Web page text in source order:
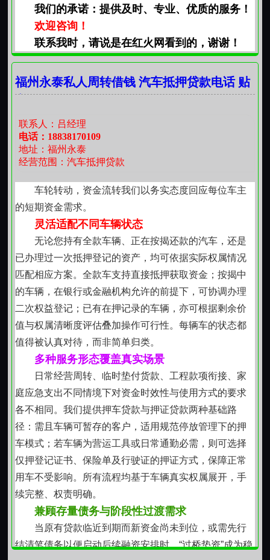
我们的承诺：提供及时、专业、优质的服务！
欢迎咨询！
联系我时，请说是在红火网看到的，谢谢！
福州永泰私人周转借钱 汽车抵押贷款电话 贴
联系人：吕经理
电话：18838170109
地址：福州永泰
经营范围：汽车抵押贷款
车轮转动，资金流转我们以务实态度回应每位车主
的短期资金需求。
灵活适配不同车辆状态
无论您持有全款车辆、正在按揭还款的汽车，还是
已办理过一次抵押登记的资产，均可依据实际权属情况
匹配相应方案。全款车支持直接抵押获取资金；按揭中
的车辆，在银行或金融机构允许的前提下，可协调办理
二次权益登记；已有在押记录的车辆，亦可根据剩余价
值与权属清晰度评估叠加操作可行性。每辆车的状态都
值得被认真对待，而非简单归类。
多种服务形态覆盖真实场景
日常经营周转、临时垫付货款、工程款项衔接、家
庭应急支出不同情境下对资金时效性与使用方式的要求
各不相同。我们提供押车贷款与押证贷款两种基础路
径：需且车辆可暂存的客户，适用规范停放管理下的押
车模式；若车辆为营运工具或日常通勤必需，则可选择
仅押登记证书、保险单及行驶证的押证方式，保障正常
用车不受影响。所有流程均基于车辆真实权属展开，手
续完整、权责明确。
兼顾存量债务与阶段性过渡需求
当原有贷款临近到期而新资金尚未到位，或需先行
结清笔债务以便启动后续融资安排时，“过桥垫资”成为稳